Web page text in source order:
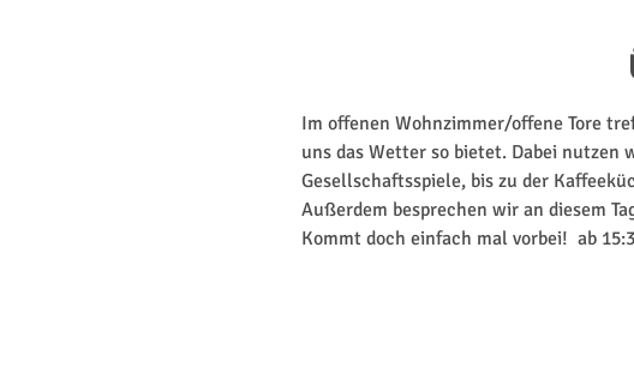
Im offenen Wohnzimmer/offene Tore
uns das Wetter so bietet. Dabei nutzen
Gesellschaftsspiele, bis zu der
Außerdem besprechen wir an diesem
Kommt doch einfach mal vorbei!  ab